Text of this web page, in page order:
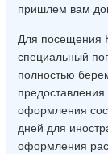
пришлем вам
Для посещения
специальный
полностью
оформления
дней для
оформления